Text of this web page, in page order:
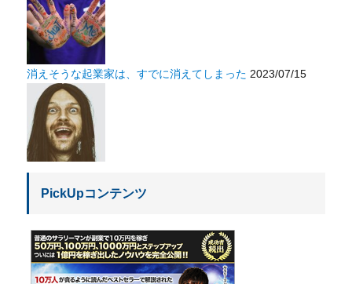
消えそうな起業家は、すでに消えてしまった 2023/07/15
PickUpコンテンツ